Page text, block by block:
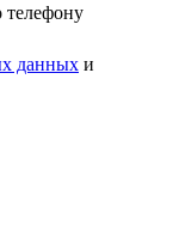
телефону
данных и